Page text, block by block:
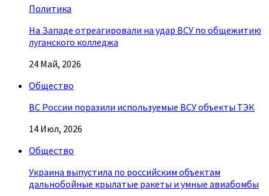
Политика
На Западе отреагировали на удар ВСУ по общежитию
луганского колледжа
24 Май, 2026
Общество
ВС России поразили используемые ВСУ объекты ТЭК
14 Июл, 2026
Общество
Украина выпустила по российским объектам
дальнобойные крылатые ракеты и умные авиабомбы